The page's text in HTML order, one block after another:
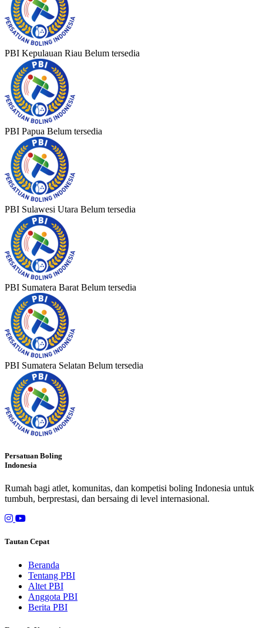
PBI Kepulauan Riau Belum tersedia
PBI Papua Belum tersedia
PBI Sulawesi Utara Belum tersedia
PBI Sumatera Barat Belum tersedia
PBI Sumatera Selatan Belum tersedia
Persatuan Boling
Indonesia
Rumah bagi atlet, komunitas, dan kompetisi boling Indonesia untuk
tumbuh, berprestasi, dan bersaing di level internasional.
Tautan Cepat
Beranda
Tentang PBI
Altet PBI
Anggota PBI
Berita PBI